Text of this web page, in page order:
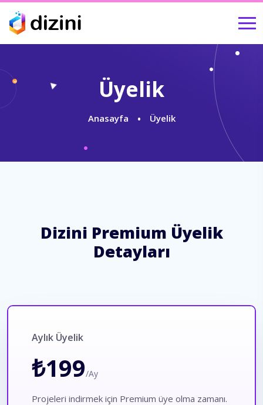
Üyelik
Anasayfa Üyelik
Dizini Premium Üyelik
Detayları
Aylık Üyelik
₺199/Ay
Projeleri indirmek için Premium üye olma zamanı.